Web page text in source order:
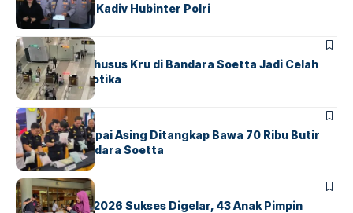
Untung Jabat Kadiv Hubinter Polri
BANDARABERITA
Ketika Jalur Khusus Kru di Bandara Soetta Jadi Celah
Sindikat Narkotika
BANDARA BERITA
Kopilot Maskapai Asing Ditangkap Bawa 70 Ribu Butir
Ekstasi di Bandara Soetta
BERITAINDEX
GM For A Day 2026 Sukses Digelar, 43 Anak Pimpin